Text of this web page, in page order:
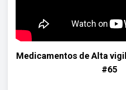
Medicamentos de Alta
#65